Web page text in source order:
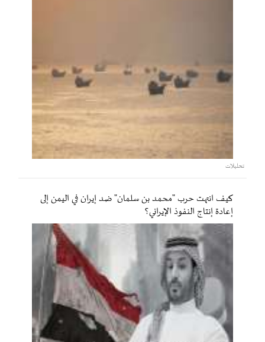
تحليلات
كيف انتهت حرب "محمد بن سلمان" ضد إيران في اليمن إلى
إعادة إنتاج النفوذ الإيراني؟